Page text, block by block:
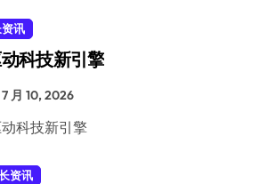
讯
科技新引擎
7 月 10, 2026
动科技新引擎
资讯